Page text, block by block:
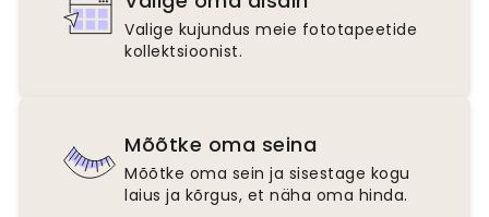
Valige kujundus meie fototapeetide
kollektsioonist.
Mõõtke oma seina
Mõõtke oma sein ja sisestage kogu
laius ja kõrgus, et näha oma hinda.